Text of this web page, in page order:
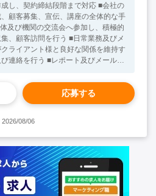
し、契約締結段階まで対応 ■会社の
顧客募集、宣伝、講座の全体的な手
及び機関の交流会へ参加し、積極的
、顧客訪問を行う ■日常業務及びメ
ライアント様と良好な関係を維持す
連絡を行う ■レポート及びメール等
り！ ★第三者の視野での的確な診断
府との強力なコネクションによる
10年以上の従業員がほとんどで、
利！ 【必須条件】 ■大
【求める人物像】 ■穏
整理などの業務も細かくできる方
企業就
無料斡旋サービス 営業コンサル
応募する
2026/08/06